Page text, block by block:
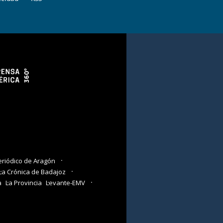
de Aragón
Crónica de Badajoz
La Provincia Levante-EMV